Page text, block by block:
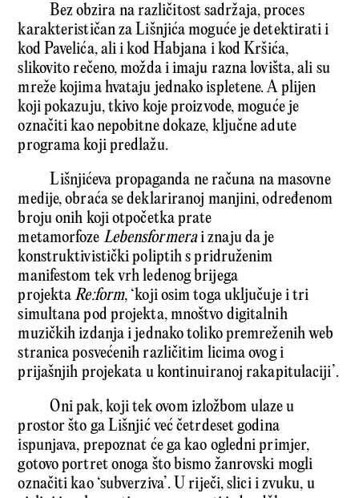
Bez obzira na različitost sadržaja, proces
karakterističan za Lišnjića moguće je detektirati i
kod Pavelića, ali i kod Habjana i kod Kršića,
slikovito rečeno, možda i imaju razna lovišta, ali su
mreže kojima hvataju jednako ispletene. A plijen
koji pokazuju, tkivo koje proizvode, moguće je
označiti kao nepobitne dokaze, ključne adute
programa koji predlažu.
Lišnjićeva propaganda ne računa na masovne
medije, obraća se deklariranoj manjini, određenom
broju onih koji otpočetka prate
metamorfoze Lebensformerai znaju da je
konstruktivistički poliptih s pridruženim
manifestom tek vrh ledenog brijega
projektaRe:form, ‘koji osim toga uključuje i tri
simultana pod projekta, mnoštvo digitalnih
muzičkih izdanja i jednako toliko premreženih web
stranica posvećenih različitim licima ovog i
prijašnjih projekata u kontinuiranoj rakapitulaciji’.
Oni pak, koji tek ovom izložbom ulaze u
prostor što ga Lišnjić već četrdeset godina
ispunjava, prepoznat će ga kao ogledni primjer,
gotovo portret onoga što bismo žanrovski mogli
označiti kao ‘subverziva’. U riječi, slici i zvuku, u